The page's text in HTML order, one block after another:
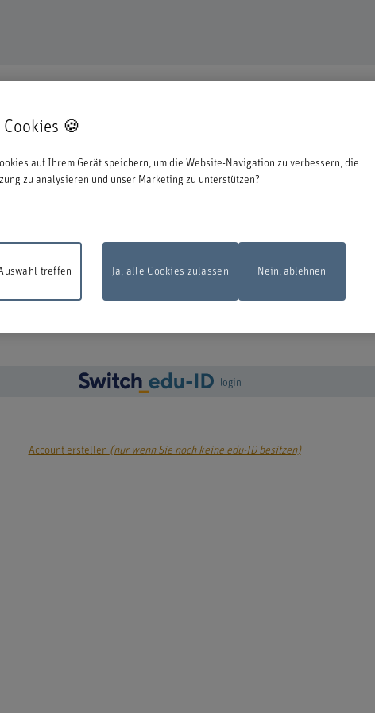
dass Sie sich für eine Aus- oder Weiterbildung bei uns entschieden haben.
zum Start des Anmeldeprozesses:
können, müssen Sie sich mit der edu-ID von Switch anmelden. Das Loginfenster
diese direkt bei Switch erstellen.
login
Account erstellen (nur wenn Sie noch keine edu-ID besitzen)
Cookies 🍪
auf Ihrem Gerät speichern, um die Website-Navigation zu verbessern, die
zu analysieren und unser Marketing zu unterstützen?
Ja, alle Cookies zulassen
treffen Nein, ablehnen